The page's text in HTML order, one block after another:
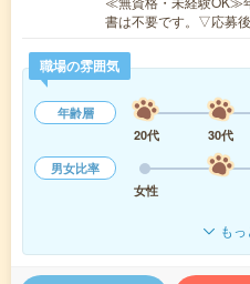
書は不要です。▽応募
職場の雰囲気
年齢層
20代
30代
男女比率
女性
も